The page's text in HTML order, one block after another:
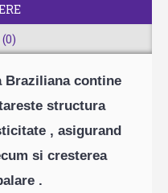
Braziliana contine
structura
, asigurand
si cresterea
.